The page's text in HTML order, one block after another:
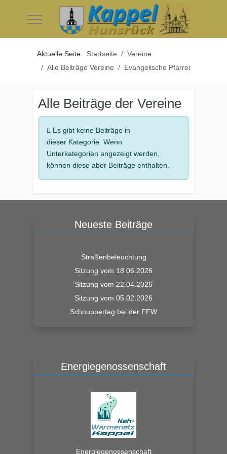
Mobile Menu Toggle
Aktuelle Seite: Startseite
Vereine
Alle Beiträge Vereine
Evangelische Pfarrei
Alle Beiträge der Vereine
Information
Es gibt keine Beiträge in
dieser Kategorie. Wenn
Unterkategorien angezeigt werden,
können diese aber Beiträge enthalten.
Neueste Beiträge
Straßenbeleuchtung
Sitzung vom 18.06.2026
Sitzung vom 22.04.2026
Sitzung vom 05.02.2026
Schnuppertag bei der FFW
Energiegenossenschaft
Energiegenossenschaft